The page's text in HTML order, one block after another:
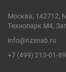
Москва, 142712,
Технопарк М4,
info@nzsnab.ru
+7 (499) 213-01-89